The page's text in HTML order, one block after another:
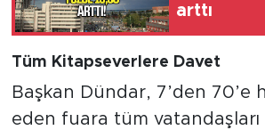
arttı
Tüm Kitapseverlere Davet
Başkan Dündar, 7’den 70’e
eden fuara tüm